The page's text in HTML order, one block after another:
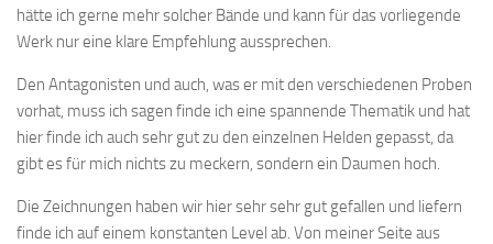
hätte ich gerne mehr solcher Bände und kann für das vorliegende
Werk nur eine klare Empfehlung aussprechen.
Den Antagonisten und auch, was er mit den verschiedenen Proben
vorhat, muss ich sagen finde ich eine spannende Thematik und hat
hier finde ich auch sehr gut zu den einzelnen Helden gepasst, da
gibt es für mich nichts zu meckern, sondern ein Daumen hoch.
Die Zeichnungen haben wir hier sehr sehr gut gefallen und liefern
finde ich auf einem konstanten Level ab. Von meiner Seite aus